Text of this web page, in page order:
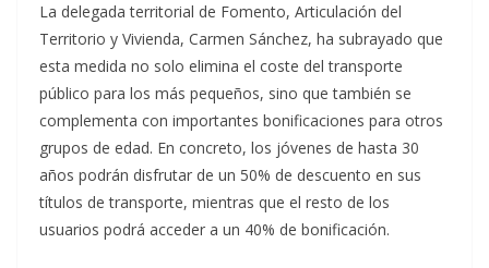
La delegada territorial de Fomento, Articulación del
Territorio y Vivienda, Carmen Sánchez, ha subrayado que
esta medida no solo elimina el coste del transporte
público para los más pequeños, sino que también se
complementa con importantes bonificaciones para otros
grupos de edad. En concreto, los jóvenes de hasta 30
años podrán disfrutar de un 50% de descuento en sus
títulos de transporte, mientras que el resto de los
usuarios podrá acceder a un 40% de bonificación.